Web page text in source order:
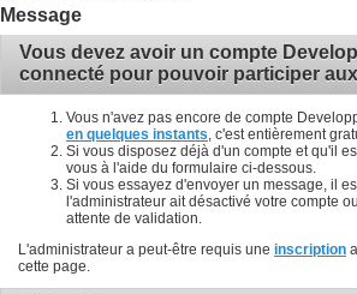
Message
Vous devez avoir un compte
connecté pour pouvoir participer
Vous n'avez pas encore de compte
en quelques instants , c'est entièrement
Si vous disposez déjà d'un compte et qu'il
vous à l'aide du formulaire ci-dessous.
Si vous essayez d'envoyer un message, il
l'administrateur ait désactivé votre compte
attente de validation.
L'administrateur a peut-être requis une inscription
cette page.